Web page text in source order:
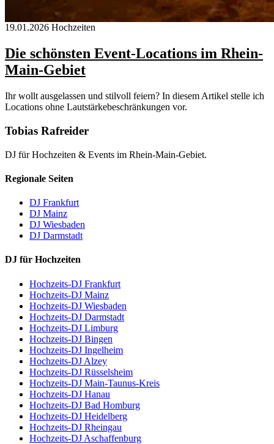
19.01.2026 Hochzeiten
Die schönsten Event-Locations im Rhein-
Main-Gebiet
Ihr wollt ausgelassen und stilvoll feiern? In diesem Artikel stelle ich
Locations ohne Lautstärkebeschränkungen vor.
Tobias Rafreider
DJ für Hochzeiten & Events im Rhein‑Main‑Gebiet.
Regionale Seiten
DJ Frankfurt
DJ Mainz
DJ Wiesbaden
DJ Darmstadt
DJ für Hochzeiten
Hochzeits-DJ Frankfurt
Hochzeits-DJ Mainz
Hochzeits-DJ Wiesbaden
Hochzeits-DJ Darmstadt
Hochzeits-DJ Limburg
Hochzeits-DJ Bingen
Hochzeits-DJ Ingelheim
Hochzeits-DJ Alzey
Hochzeits-DJ Rüsselsheim
Hochzeits-DJ Main-Taunus-Kreis
Hochzeits-DJ Hanau
Hochzeits-DJ Bad Homburg
Hochzeits-DJ Heidelberg
Hochzeits-DJ Rheingau
Hochzeits-DJ Aschaffenburg